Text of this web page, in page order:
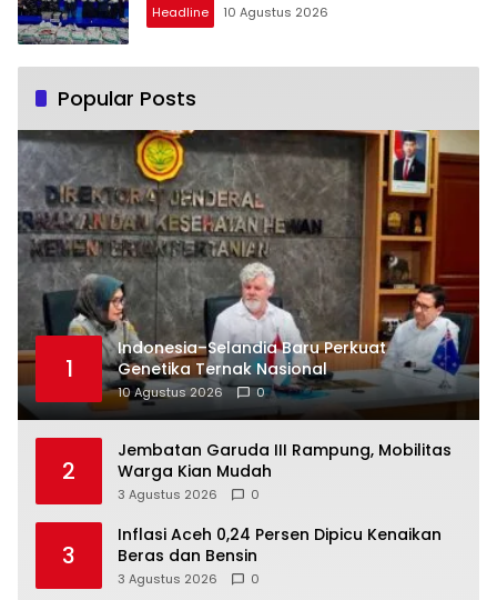
Headline 10 Agustus 2026
Popular Posts
1
Indonesia–Selandia Baru Perkuat
Genetika Ternak Nasional
10 Agustus 2026 0
2
Jembatan Garuda III Rampung, Mobilitas
Warga Kian Mudah
3 Agustus 2026 0
3
Inflasi Aceh 0,24 Persen Dipicu Kenaikan
Beras dan Bensin
3 Agustus 2026 0